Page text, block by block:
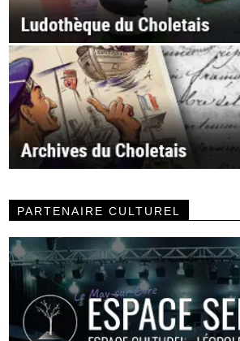
PARTENAIRE CULTUREL